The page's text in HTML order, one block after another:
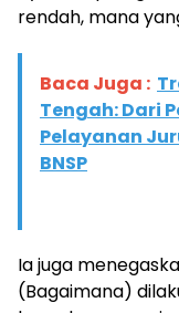
rendah, mana
Baca Juga :
Tengah: Dari
Pelayanan
BNSP
Ia juga
(Bagaimana)